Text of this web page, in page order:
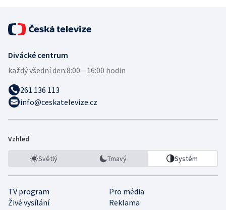
Divácké centrum
každý všední den:8:00—16:00 hodin
261 136 113
info@ceskatelevize.cz
Vzhled
Světlý Tmavý Systém
TV program
Pro média
Živé vysílání
Reklama